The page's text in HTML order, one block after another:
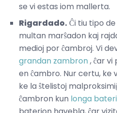
se vi estas iom mallerta.
Rigardado. Ĉi tiu tipo
multan marŝadon kaj
medioj por ĉambroj. Vi
grandan zambron, ĉar
en ĉambro. Nur certu, ke
ke la ŝtelistoj
ĉambron kun longa